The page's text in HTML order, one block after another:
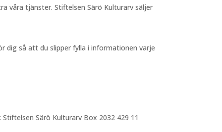
våra tjänster. Stiftelsen Särö Kulturarv säljer
dig så att du slipper fylla i informationen varje
Särö Kulturarv Box 2032 429 11